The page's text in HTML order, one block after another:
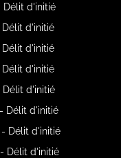
Délit d'initié
Délit d'initié
Délit d'initié
Délit d'initié
Délit d'initié
Délit d'initié
- Délit d'initié
Délit d'initié